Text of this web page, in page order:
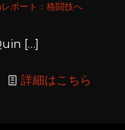
ポート：格闘技へ
[…]
詳細はこちら